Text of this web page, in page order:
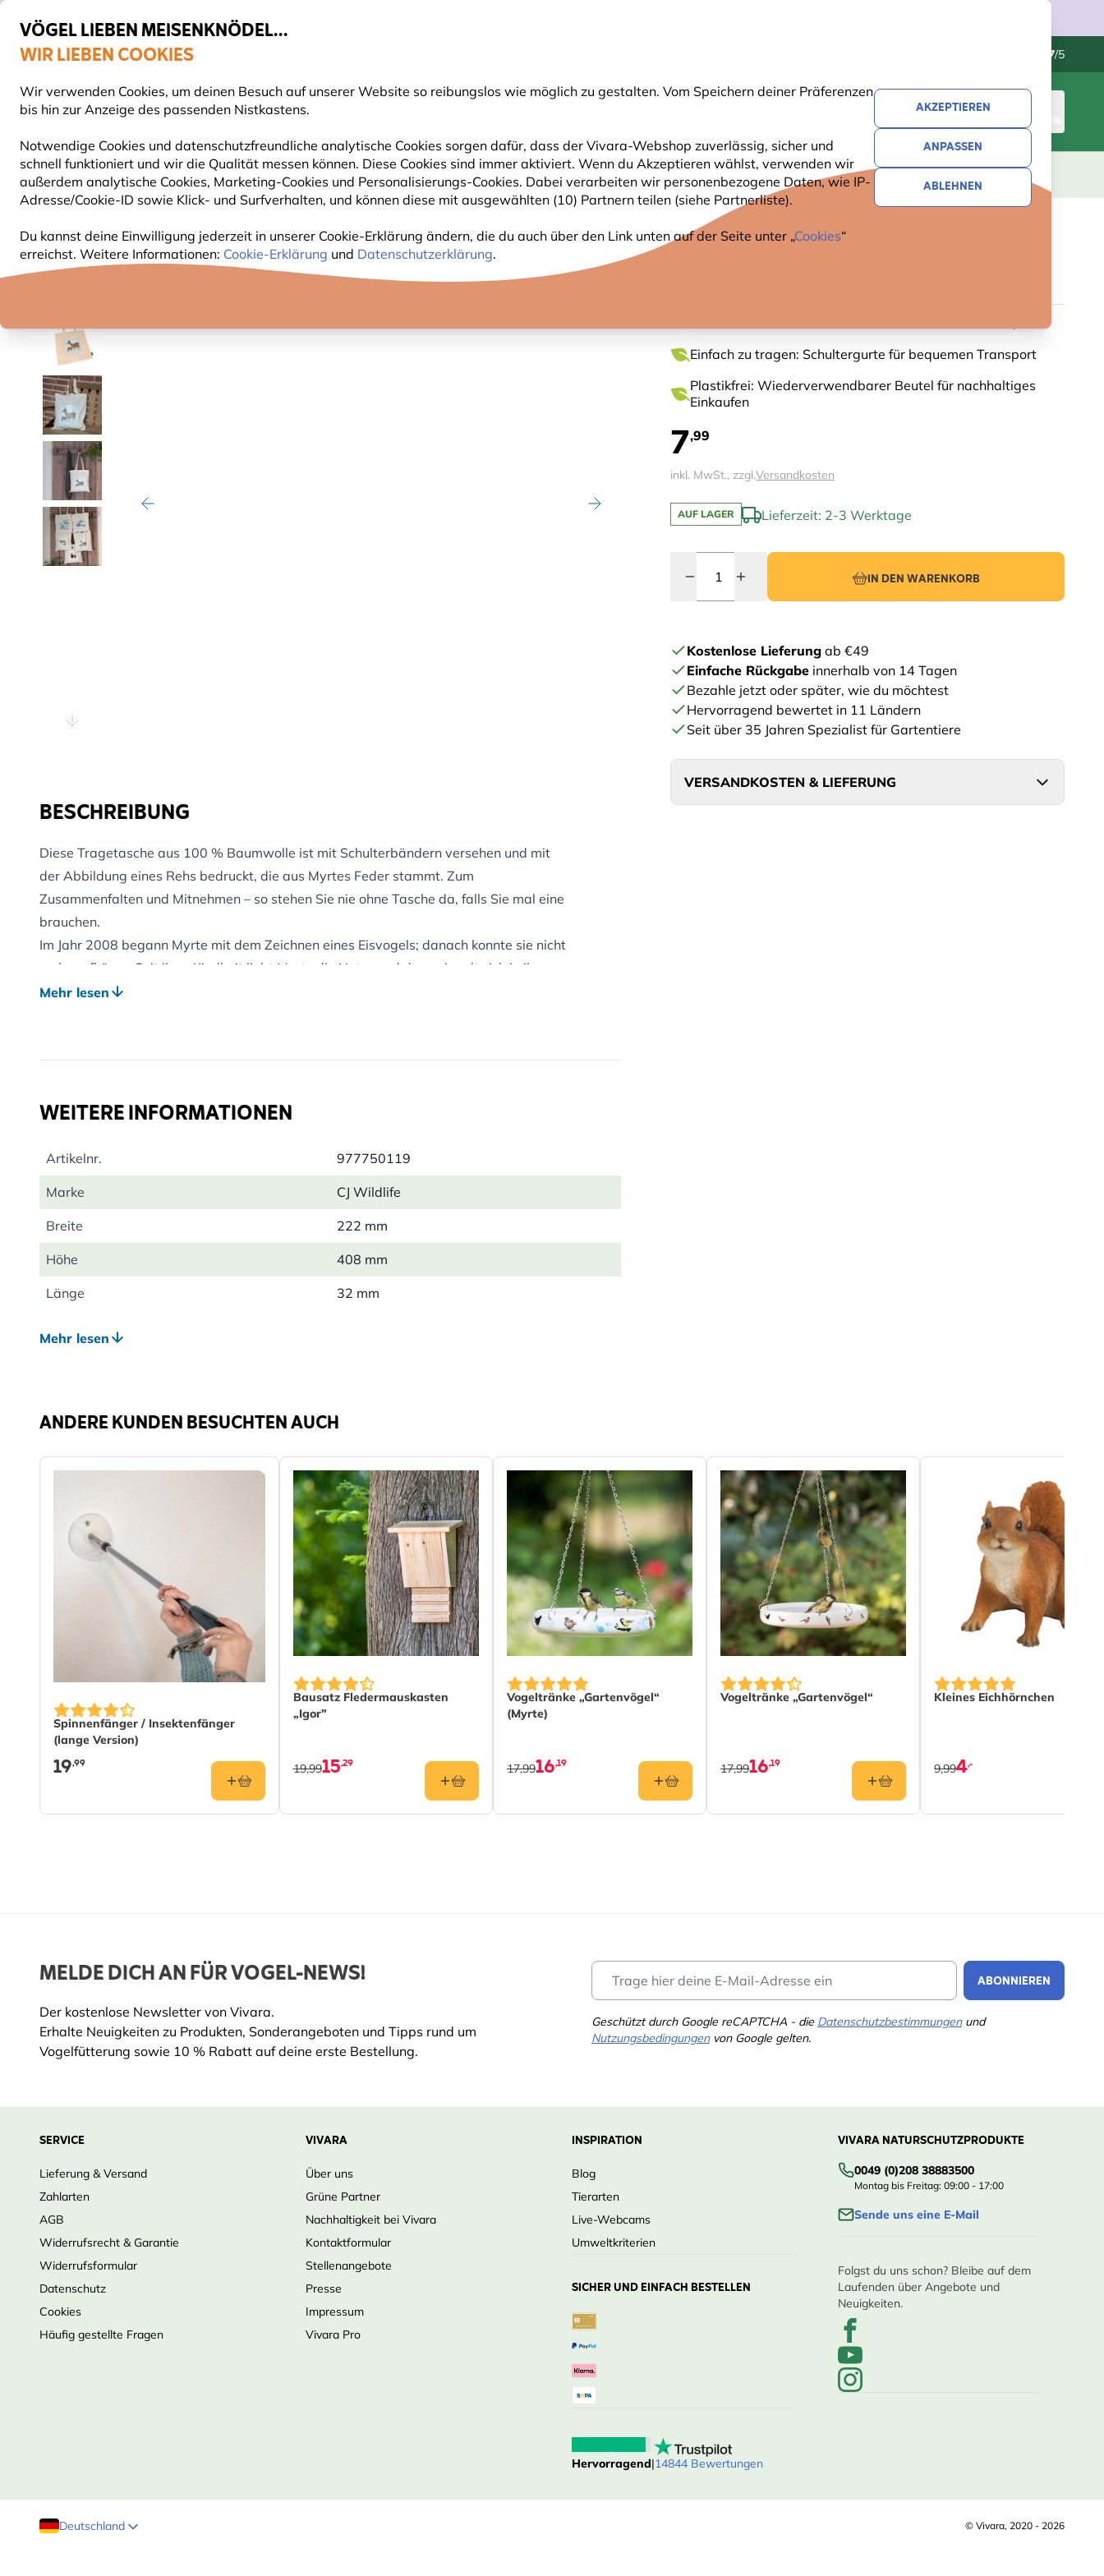
VÖGEL LIEBEN MEISENKNÖDEL...
WIR LIEBEN COOKIES
Wir verwenden Cookies, um deinen Besuch auf unserer Website so reibungslos wie möglich zu gestalten. Vom Speichern deiner Präferenzen
bis hin zur Anzeige des passenden Nistkastens.
Notwendige Cookies und datenschutzfreundliche analytische Cookies sorgen dafür, dass der Vivara-Webshop zuverlässig, sicher und
schnell funktioniert und wir die Qualität messen können. Diese Cookies sind immer aktiviert. Wenn du Akzeptieren wählst, verwenden wir
außerdem analytische Cookies, Marketing-Cookies und Personalisierungs-Cookies. Dabei verarbeiten wir personenbezogene Daten, wie IP-
Adresse/Cookie-ID sowie Klick- und Surfverhalten, und können diese mit ausgewählten (10) Partnern teilen (siehe Partnerliste).
Du kannst deine Einwilligung jederzeit in unserer Cookie-Erklärung ändern, die du auch über den Link unten auf der Seite unter „Cookies“
erreichst. Weitere Informationen: Cookie-Erklärung und Datenschutzerklärung.
AKZEPTIEREN
ANPASSEN
ABLEHNEN
Top-bewertet in 11 Ländern
Gratis Versand ab 49 € 4.7/5
Suche
WARENKORB
VOGELFUTTER FUTTERHÄUSER NISTKÄSTEN GARTENTIERE PFLANZEN NATURBEOBACHTUNG GESCHENKE NEUHEITEN ANGEBOTE
Einfach zu tragen: Schultergurte für bequemen Transport
Plastikfrei: Wiederverwendbarer Beutel für nachhaltiges
Einkaufen
7,99
inkl. MwSt., zzgl.Versandkosten
AUF LAGER Lieferzeit: 2-3 Werktage
IN DEN WARENKORB
Kostenlose Lieferung ab €49
Einfache Rückgabe innerhalb von 14 Tagen
Bezahle jetzt oder später, wie du möchtest
Hervorragend bewertet in 11 Ländern
Seit über 35 Jahren Spezialist für Gartentiere
VERSANDKOSTEN & LIEFERUNG
BESCHREIBUNG
Diese Tragetasche aus 100 % Baumwolle ist mit Schulterbändern versehen und mit
der Abbildung eines Rehs bedruckt, die aus Myrtes Feder stammt. Zum
Zusammenfalten und Mitnehmen – so stehen Sie nie ohne Tasche da, falls Sie mal eine
brauchen.
Im Jahr 2008 begann Myrte mit dem Zeichnen eines Eisvogels; danach konnte sie nicht
mehr aufhören. Seit ihrer Kindheit liebt Myrte die Natur und das spiegelt sich in ihrer
Arbeit wider. Mittlerweile hat sich die Niederländerin zu einer bekannten
Mehr lesen
WEITERE INFORMATIONEN
Artikelnr. 977750119
Marke CJ Wildlife
Breite 222 mm
Höhe 408 mm
Länge 32 mm
Mehr lesen
ANDERE KUNDEN BESUCHTEN AUCH
Spinnenfänger / Insektenfänger
(lange Version)
19,99
Bausatz Fledermauskasten
„Igor”
15,29
19,99
Vogeltränke „Gartenvögel“
(Myrte)
16,19
17,99
Vogeltränke „Gartenvögel“
16,19
17,99
Kleines Eichhörnchen
4,-
9,99
MELDE DICH AN FÜR VOGEL-NEWS!
Der kostenlose Newsletter von Vivara.
Erhalte Neuigkeiten zu Produkten, Sonderangeboten und Tipps rund um
Vogelfütterung sowie 10 % Rabatt auf deine erste Bestellung.
ABONNIEREN
Geschützt durch Google reCAPTCHA - die Datenschutzbestimmungenund
Nutzungsbedingungenvon Google gelten.
SERVICE
Lieferung & Versand
Zahlarten
AGB
Widerrufsrecht & Garantie
Widerrufsformular
Datenschutz
Cookies
Häufig gestellte Fragen
VIVARA
Über uns
Grüne Partner
Nachhaltigkeit bei Vivara
Kontaktformular
Stellenangebote
Presse
Impressum
Vivara Pro
INSPIRATION
Blog
Tierarten
Live-Webcams
Umweltkriterien
SICHER UND EINFACH BESTELLEN
Hervorragend|14844 Bewertungen
VIVARA NATURSCHUTZPRODUKTE
0049 (0)208 38883500
Montag bis Freitag: 09:00 - 17:00
Sende uns eine E-Mail
Folgst du uns schon? Bleibe auf dem
Laufenden über Angebote und
Neuigkeiten.
Deutschland © Vivara, 2020 - 2026